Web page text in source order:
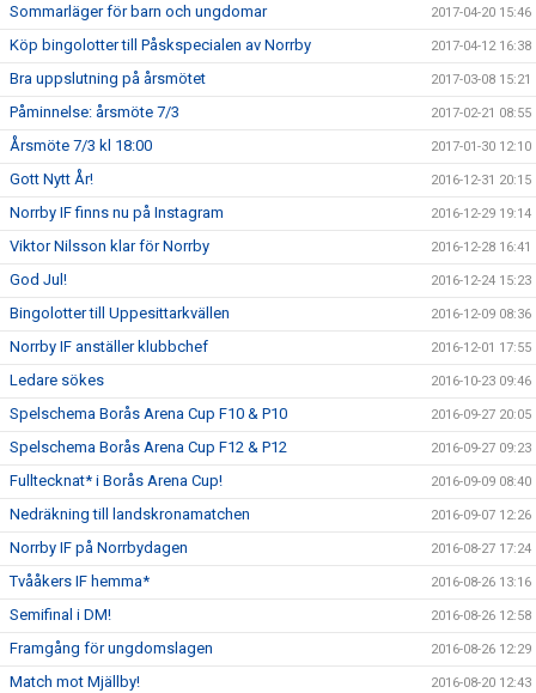
Sommarläger för barn och ungdomar 2017-04-20 15:46
Köp bingolotter till Påskspecialen av Norrby 2017-04-12 16:38
Bra uppslutning på årsmötet 2017-03-08 15:21
Påminnelse: årsmöte 7/3 2017-02-21 08:55
Årsmöte 7/3 kl 18:00 2017-01-30 12:10
Gott Nytt År! 2016-12-31 20:15
Norrby IF finns nu på Instagram 2016-12-29 19:14
Viktor Nilsson klar för Norrby 2016-12-28 16:41
God Jul! 2016-12-24 15:23
Bingolotter till Uppesittarkvällen 2016-12-09 08:36
Norrby IF anställer klubbchef 2016-12-01 17:55
Ledare sökes 2016-10-23 09:46
Spelschema Borås Arena Cup F10 & P10 2016-09-27 20:05
Spelschema Borås Arena Cup F12 & P12 2016-09-27 09:23
Fulltecknat* i Borås Arena Cup! 2016-09-09 08:40
Nedräkning till landskronamatchen 2016-09-07 12:26
Norrby IF på Norrbydagen 2016-08-27 17:24
Tvååkers IF hemma* 2016-08-26 13:16
Semifinal i DM! 2016-08-26 12:58
Framgång för ungdomslagen 2016-08-26 12:29
Match mot Mjällby! 2016-08-20 12:43